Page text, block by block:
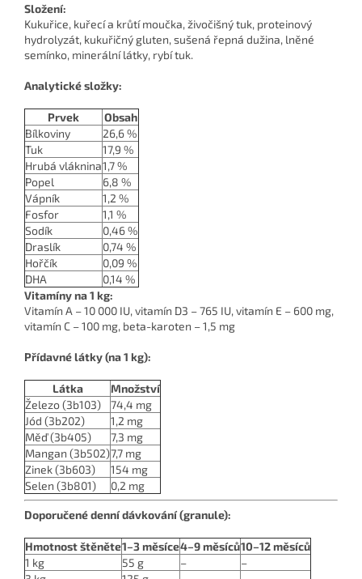
Složení:
Kukuřice, kuřecí a krůtí moučka, živočišný tuk, proteinový
hydrolyzát, kukuřičný gluten, sušená řepná dužina, lněné
semínko, minerální látky, rybí tuk.
Analytické složky:
Prvek
Obsah
Bílkoviny
26,6 %
Tuk
17,9 %
Hrubá vláknina1,7 %
Popel
6,8 %
Vápník
1,2 %
Fosfor
1,1 %
Sodík
0,46 %
Draslík
0,74 %
Hořčík
0,09 %
DHA
0,14 %
Vitamíny na 1 kg:
Vitamín A – 10 000 IU, vitamín D3 – 765 IU, vitamín E – 600 mg,
vitamín C – 100 mg, beta-karoten – 1,5 mg
Přídavné látky (na 1 kg):
Látka
Množství
Železo (3b103)
74,4 mg
Jód (3b202)
1,2 mg
Měď (3b405)
7,3 mg
Mangan (3b502)7,7 mg
Zinek (3b603)
154 mg
Selen (3b801)
0,2 mg
Doporučené denní dávkování (granule):
Hmotnost štěněte1–3 měsíce4–9 měsíců10–12 měsíců
1 kg
55 g –
–